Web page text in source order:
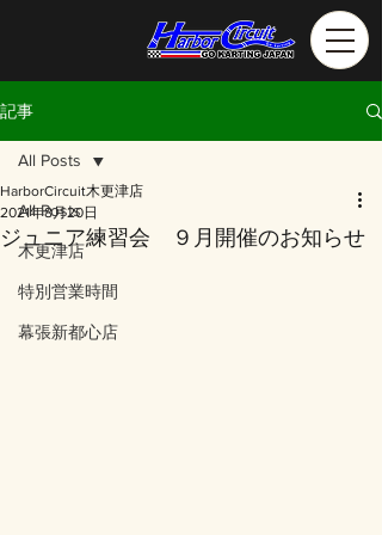
記事
All Posts
木更津店
特別営業時間
幕張新都心店
All Posts
ジュニア練習会 ９月開催のお知らせ
HarborCircuit木更津店
2021年8月20日